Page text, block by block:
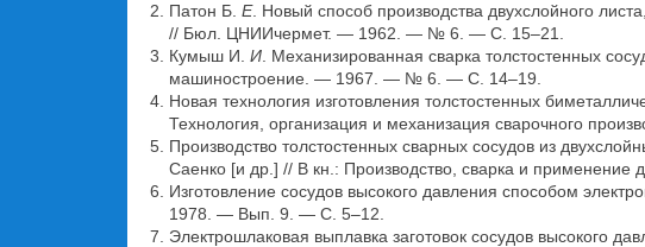
Патон Б. Е. Новый способ производства двухслойного
// Бюл. ЦНИИчермет. — 1962. — № 6. — С. 15–21.
Кумыш И. И . Механизированная сварка толстостенных
машиностроение. — 1967. — № 6. — С. 14–19.
Новая технология изготовления толстостенных
Технология, организация и механизация сварочного
Производство толстостенных сварных сосудов из
Саенко [и др.] // В кн.: Производство, сварка и
Изготовление сосудов высокого давления способом
1978. — Вып. 9. — С. 5–12.
Электрошлаковая выплавка заготовок сосудов высокого